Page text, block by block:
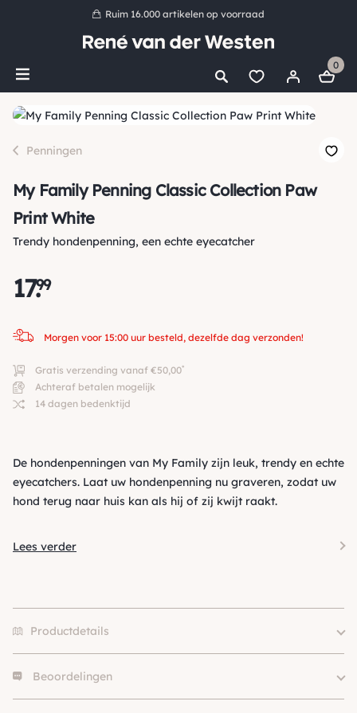
Ruim 16.000 artikelen op voorraad
Morgen voor 15:00 uur besteld, dezelfde dag verzonden!
Ruim 44 jaar kennis en ervaring
0
Penningen
My Family Penning Classic Collection Paw
Print White
Trendy hondenpenning, een echte eyecatcher
17.
99
Morgen voor 15:00 uur besteld, dezelfde dag verzonden!
Gratis verzending vanaf €50,00*
Achteraf betalen mogelijk
14 dagen bedenktijd
De hondenpenningen van My Family zijn leuk, trendy en echte
eyecatchers. Laat uw hondenpenning nu graveren, zodat uw
hond terug naar huis kan als hij of zij kwijt raakt.
Lees verder
Productdetails
Merk
Size
S, L
Beoordelingen